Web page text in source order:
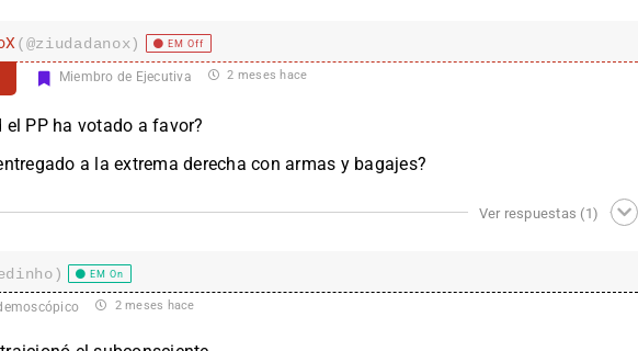
(@ziudadanox) EM Off
Miembro de Ejecutiva 2 meses hace
el PP ha votado a favor?
a la extrema derecha con armas y bagajes?
Ver respuestas (1)
EM On
2 meses hace